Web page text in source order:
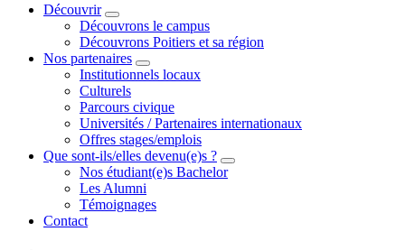
Poitiers presente !
Découvrir
Découvrons le campus
Découvrons Poitiers et sa région
Nos partenaires
Institutionnels locaux
Culturels
Parcours civique
Universités / Partenaires internationaux
Offres stages/emplois
Que sont-ils/elles devenu(e)s ?
Nos étudiant(e)s Bachelor
Les Alumni
Témoignages
Contact